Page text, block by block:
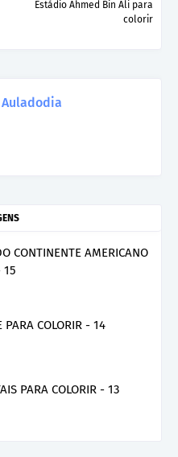
Estádio Ahmed Bin Ali para
colorir
CONTINENTE AMERICANO
15
PARA COLORIR - 14
PARA COLORIR - 13